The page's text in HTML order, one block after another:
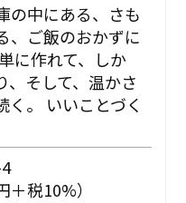
の中にある、さも
、ご飯のおかずに
に作れて、しか
、そして、温かさ
。 いいことづく
税10%）